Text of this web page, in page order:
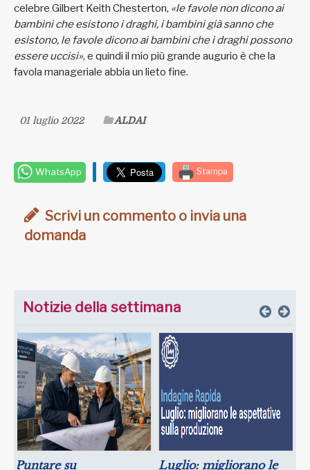
celebre Gilbert Keith Chesterton, «le favole non dicono ai
bambini che esistono i draghi, i bambini già sanno che
esistono, le favole dicono ai bambini che i draghi possono
essere uccisi», e quindi il mio più grande augurio è che la
favola manageriale abbia un lieto fine.
01 luglio 2022 ALDAI
WhatsApp Stampa
Scrivi un commento o invia una
domanda
Notizie della settimana
Puntare su
Luglio: migliorano le